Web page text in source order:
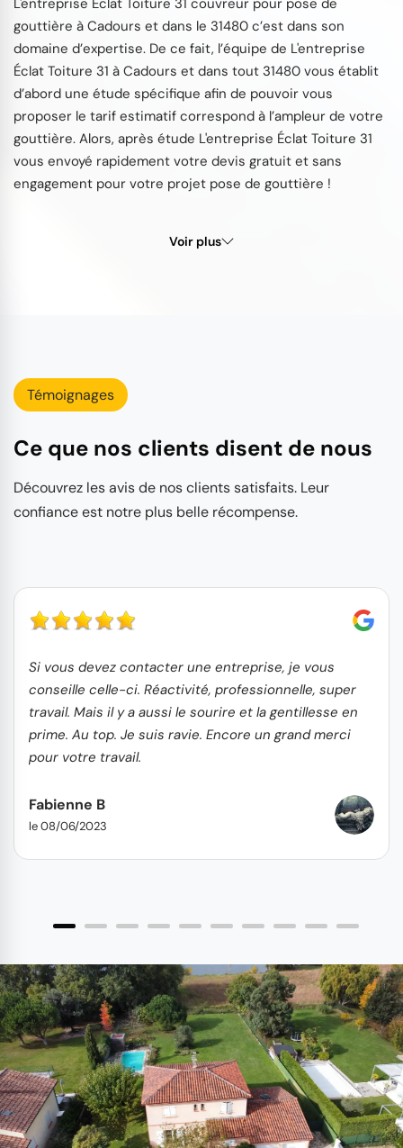
gouttière à Cadours et dans le 31480 c’est dans son
domaine d’expertise. De ce fait, l’équipe de L'entreprise
Éclat Toiture 31 à Cadours et dans tout 31480 vous établit
d’abord une étude spécifique afin de pouvoir vous
proposer le tarif estimatif correspond à l’ampleur de votre
gouttière. Alors, après étude L'entreprise Éclat Toiture 31
vous envoyé rapidement votre devis gratuit et sans
engagement pour votre projet pose de gouttière !
Voir plus
Témoignages
Ce que nos clients disent de nous
Découvrez les avis de nos clients satisfaits. Leur
confiance est notre plus belle récompense.
Si vous devez contacter une entreprise, je vous
conseille celle-ci. Réactivité, professionnelle, super
travail. Mais il y a aussi le sourire et la gentillesse en
prime. Au top. Je suis ravie. Encore un grand merci
pour votre travail.
Fabienne B
le 08/06/2023